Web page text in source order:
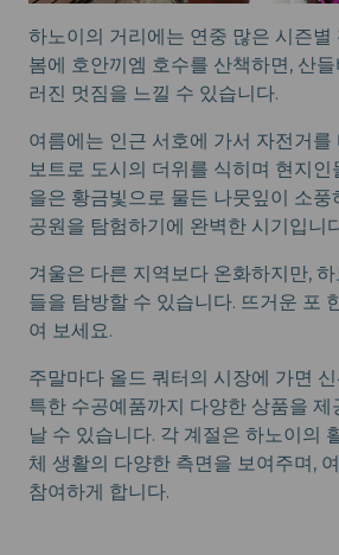
하노이의 거리에는 연중 많은 시즌별
봄에 호안끼엠 호수를 산책하면, 산
러진 멋짐을 느낄 수 있습니다.
여름에는 인근 서호에 가서 자전거를
보트로 도시의 더위를 식히며 현지인
을은 황금빛으로 물든 나뭇잎이 소풍
공원을 탐험하기에 완벽한 시기입니
겨울은 다른 지역보다 온화하지만,
들을 탐방할 수 있습니다. 뜨거운 포
여 보세요.
주말마다 올드 쿼터의 시장에 가면
특한 수공예품까지 다양한 상품을
날 수 있습니다. 각 계절은 하노이의
체 생활의 다양한 측면을 보여주며,
참여하게 합니다.